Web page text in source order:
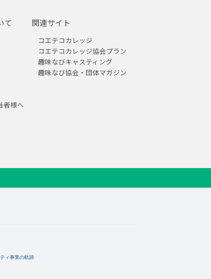
て
者様へ
関連サイト
コエテコカレッジ
コエテコカレッジ協会プラン
趣味なびキャスティング
趣味なび協会・団体マガジン